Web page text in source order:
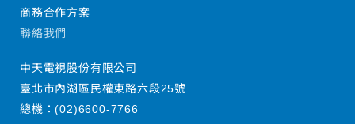
商務合作方案
聯絡我們
中天電視股份有限公司
臺北市內湖區民權東路六段25號
總機：(02)6600-7766